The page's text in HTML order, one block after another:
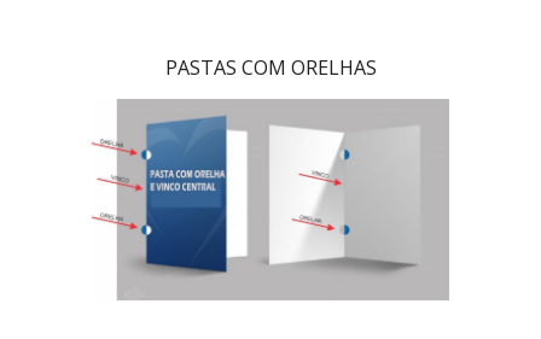
PASTAS COM ORELHAS